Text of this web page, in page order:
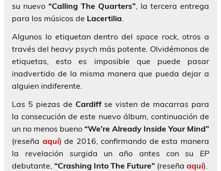
su nuevo “Calling The Quarters” , la tercera entrega
para los músicos de Lacertilia
Algunos lo etiquetan dentro del space rock, otros a
través del heavy psych más potente. Olvidémonos de
etiquetas, esto es imposible que puede pasar
inadvertido de la misma manera que pueda dejar a
alguien indiferente.
Las 5 piezas de Cardiffse visten de macarras para
la consecución de este nuevo álbum, continuación de
un no menos bueno “We’re Already Inside Your Mind”
(reseña aquí) de 2016, confirmando de esta manera
la revelación surgida un año antes con su EP
debutante, “Crashing Into The Future” (reseña aquí).